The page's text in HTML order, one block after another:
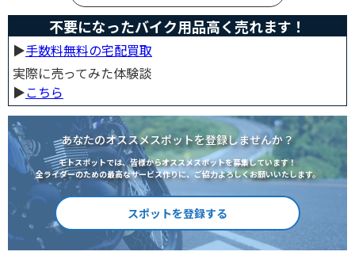
不要になったバイク用品高く売れます！
▶︎手数料無料の宅配買取
実際に売ってみた体験談
▶︎こちら
あなたのオススメスポットを登録しませんか？
モトスポットでは、皆様からオススメスポットを募集しています！
全ライダーのための最高なサービス作りに、ご協力よろしくお願いいたします。
スポットを登録する